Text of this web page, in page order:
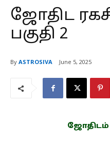
ஜோதிட
பகுதி 2
By ASTROSIVA June 5, 2025
ஜோதிடம் E